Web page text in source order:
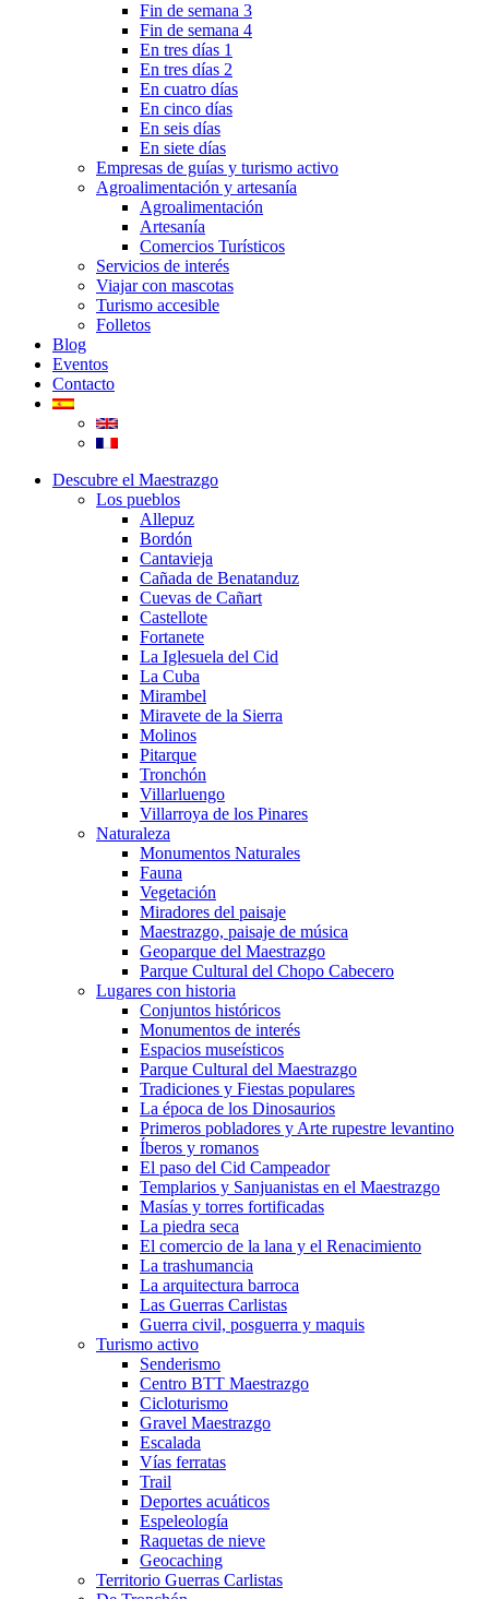
Fin de semana 3
Fin de semana 4
En tres días 1
En tres días 2
En cuatro días
En cinco días
En seis días
En siete días
Empresas de guías y turismo activo
Agroalimentación y artesanía
Agroalimentación
Artesanía
Comercios Turísticos
Servicios de interés
Viajar con mascotas
Turismo accesible
Folletos
Blog
Eventos
Contacto
Descubre el Maestrazgo
Los pueblos
Allepuz
Bordón
Cantavieja
Cañada de Benatanduz
Cuevas de Cañart
Castellote
Fortanete
La Iglesuela del Cid
La Cuba
Mirambel
Miravete de la Sierra
Molinos
Pitarque
Tronchón
Villarluengo
Villarroya de los Pinares
Naturaleza
Monumentos Naturales
Fauna
Vegetación
Miradores del paisaje
Maestrazgo, paisaje de música
Geoparque del Maestrazgo
Parque Cultural del Chopo Cabecero
Lugares con historia
Conjuntos históricos
Monumentos de interés
Espacios museísticos
Parque Cultural del Maestrazgo
Tradiciones y Fiestas populares
La época de los Dinosaurios
Primeros pobladores y Arte rupestre levantino
Íberos y romanos
El paso del Cid Campeador
Templarios y Sanjuanistas en el Maestrazgo
Masías y torres fortificadas
La piedra seca
El comercio de la lana y el Renacimiento
La trashumancia
La arquitectura barroca
Las Guerras Carlistas
Guerra civil, posguerra y maquis
Turismo activo
Senderismo
Centro BTT Maestrazgo
Cicloturismo
Gravel Maestrazgo
Escalada
Vías ferratas
Trail
Deportes acuáticos
Espeleología
Raquetas de nieve
Geocaching
Territorio Guerras Carlistas